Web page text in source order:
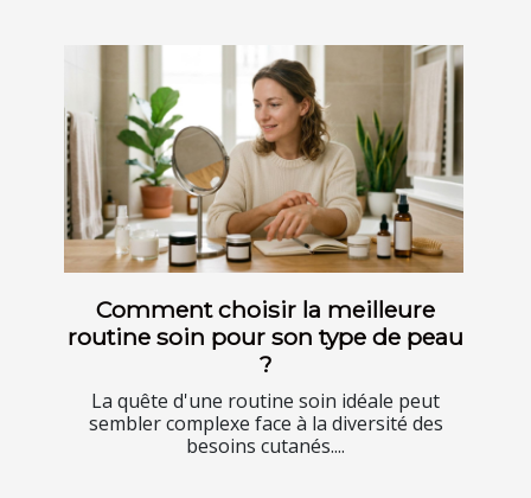
Comment choisir la meilleure
routine soin pour son type de peau
?
La quête d'une routine soin idéale peut
sembler complexe face à la diversité des
besoins cutanés....